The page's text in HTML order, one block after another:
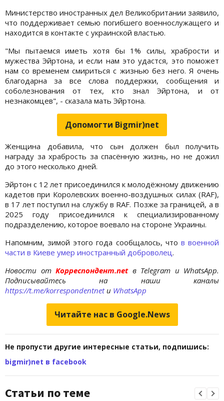
Министерство иностранных дел Великобритании заявило,
что поддерживает семью погибшего военнослужащего и
находится в контакте с украинской властью.
"Мы пытаемся иметь хотя бы 1% силы, храбрости и
мужества Эйртона, и если нам это удастся, это поможет
нам со временем смириться с жизнью без него. Я очень
благодарна за все слова поддержки, сообщения и
соболезнования от тех, кто знал Эйртона, и от
незнакомцев", - сказала мать Эйртона.
Допомогти Bigmir)net
Женщина добавила, что сын должен был получить
награду за храбрость за спасённую жизнь, но не дожил
до этого несколько дней.
Эйртон с 12 лет присоединился к молодёжному движению
кадетов при Королевских военно-воздушных силах (RAF),
в 17 лет поступил на службу в RAF. Позже за границей, а в
2025 году присоединился к специализированному
подразделению, которое воевало на стороне Украины.
Напомним, зимой этого года сообщалось, что в военной
части в Киеве умер иностранный доброволец .
Новости отКорреспондент.net в Telegram и WhatsApp.
Подписывайтесь на наши каналы
https://t.me/korrespondentnetи WhatsApp
Читайте нас в Google.News
Не пропусти другие интересные статьи, подпишись:
bigmir)net в facebook
Статьи по теме